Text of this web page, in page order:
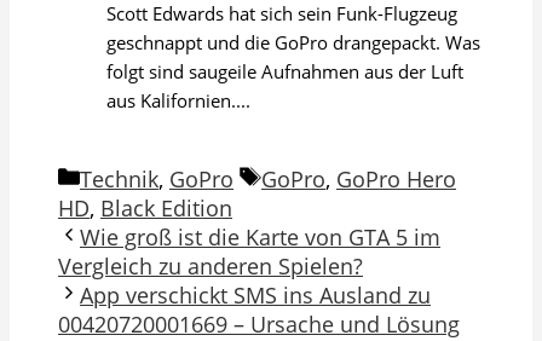
Scott Edwards hat sich sein Funk-Flugzeug
geschnappt und die GoPro drangepackt. Was
folgt sind saugeile Aufnahmen aus der Luft
aus Kalifornien....
Kategorien
Technik, GoPro Schlagwörter
GoPro, GoPro Hero
HD, Black Edition
Wie groß ist die Karte von GTA 5 im
Vergleich zu anderen Spielen?
App verschickt SMS ins Ausland zu
00420720001669 – Ursache und Lösung